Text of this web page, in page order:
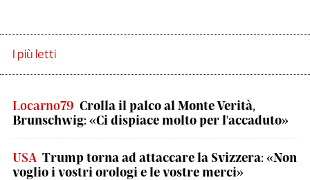
I più letti
Locarno79 Crolla il palco al Monte Verità,
Brunschwig: «Ci dispiace molto per l'accaduto»
USA Trump torna ad attaccare la Svizzera: «Non
voglio i vostri orologi e le vostre merci»